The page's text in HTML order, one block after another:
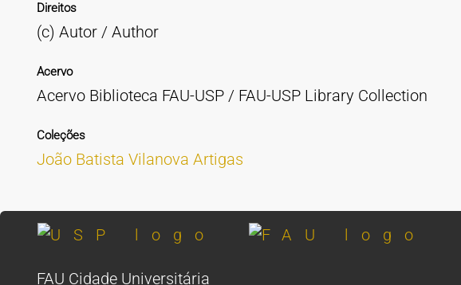
Direitos
(c) Autor / Author
Acervo
Acervo Biblioteca FAU-USP / FAU-USP Library Collection
Coleções
João Batista Vilanova Artigas
FAU Cidade Universitária